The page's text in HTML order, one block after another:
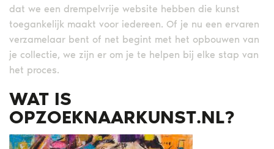
dat we een drempelvrije website hebben die kunst
toegankelijk maakt voor iedereen. Of je nu een ervaren
verzamelaar bent of net begint met het opbouwen van
je collectie, we zijn er om je te helpen bij elke stap van
het proces.
WAT IS
OPZOEKNAARKUNST.NL?